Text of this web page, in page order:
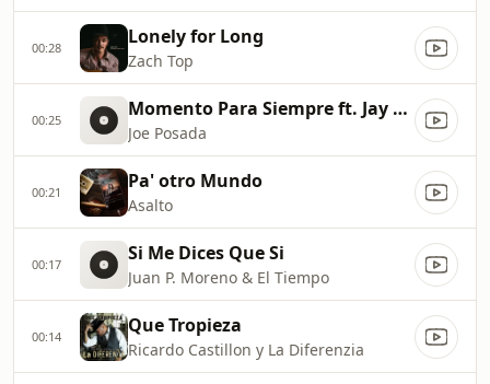
00:28 Lonely for Long
Zach Top
00:25 Momento Para Siempre ft. Jay Perez and Stefani
Joe Posada
00:21 Pa' otro Mundo
Asalto
00:17 Si Me Dices Que Si
Juan P. Moreno & El Tiempo
00:14 Que Tropieza
Ricardo Castillon y La Diferenzia